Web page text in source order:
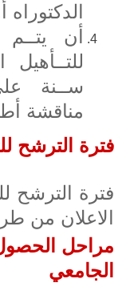
أن
للتــأهيل
ســنة
مناقشة
فترة الترشح
فترة الترشح
الاعلان من
مراحل
الجامعي